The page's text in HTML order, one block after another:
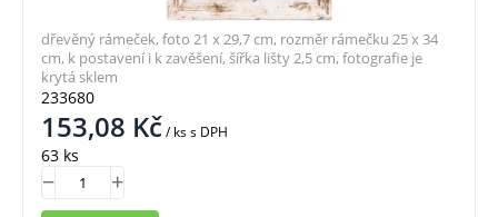
233680
153,08 Kč/ kss DPH
63 ks
dřevěný rámeček, foto 21 x 29,7 cm, rozměr rámečku 25 x 34
cm, k postavení i k zavěšení, šířka lišty 2,5 cm, fotografie je
krytá sklem